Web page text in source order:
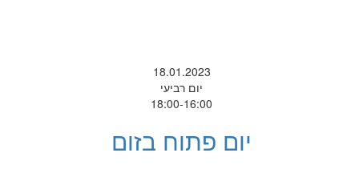
18.01.2023
יום רביעי
18:00-16:00
יום פתוח בזום